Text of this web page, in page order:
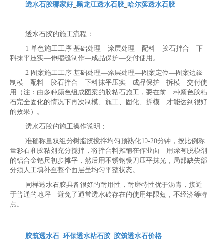
透水石胶哪家好_ 黑龙江透水石胶_ 哈尔滨透水石胶
透水石胶的施工流程：
1 单色施工工序 基础处理—涂层处理—配料—胶石拌合—下
料抹平压实—伸缩缝制作—成品保护—交付使用。
2 图案施工工序 基础处理—涂层处理—图案定位—图案边缘
制模—配料—胶石拌合—下料抹平压实—成品保护—拆模—交付使
用（注：由多种颜色组成图案的胶粘石施工，要在前一种颜色胶粘
石完全固化的情况下再次制模、施工、固化、拆模，才能达到很好
的效果）。
透水石胶的施工操作说明：
准确称量双组分树脂胶搅拌均匀预熟化10-20分钟，按比例称
量彩石和胶粘剂充分搅拌，将拌合料摊铺在作业面，用涂有脱模剂
的铝合金钯尺初步摊平，然后用不锈钢镘刀压平抹光，局部缺失部
分须人工填补至整个面层呈均匀平整状态。
同样透水石胶具备很好的耐用性，耐磨特性优于沥青，接近
于普通的地坪，避免了通常透水砖存在的使用年限短，不经济等特
点。
胶筑透水石_ 环保透水粘石胶_ 胶筑透水石价格